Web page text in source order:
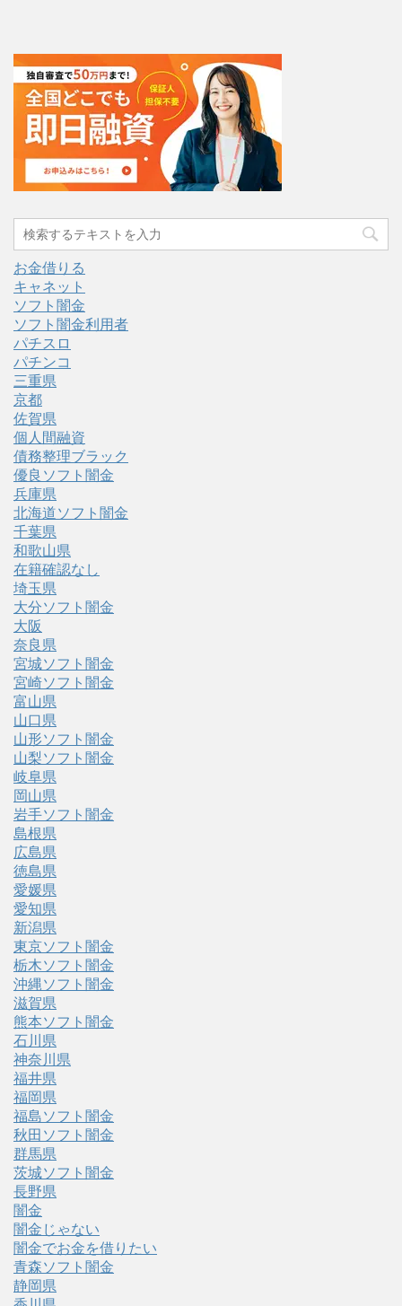
お金借りる
キャネット
ソフト闇金
ソフト闇金利用者
パチスロ
パチンコ
三重県
京都
佐賀県
個人間融資
債務整理ブラック
優良ソフト闇金
兵庫県
北海道ソフト闇金
千葉県
和歌山県
在籍確認なし
埼玉県
大分ソフト闇金
大阪
奈良県
宮城ソフト闇金
宮崎ソフト闇金
富山県
山口県
山形ソフト闇金
山梨ソフト闇金
岐阜県
岡山県
岩手ソフト闇金
島根県
広島県
徳島県
愛媛県
愛知県
新潟県
東京ソフト闇金
栃木ソフト闇金
沖縄ソフト闇金
滋賀県
熊本ソフト闇金
石川県
神奈川県
福井県
福岡県
福島ソフト闇金
秋田ソフト闇金
群馬県
茨城ソフト闇金
長野県
闇金
闇金じゃない
闇金でお金を借りたい
青森ソフト闇金
静岡県